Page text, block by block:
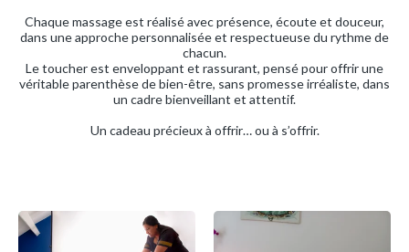
Chaque massage est réalisé avec présence, écoute et douceur,
dans une approche personnalisée et respectueuse du rythme de
chacun.
Le toucher est enveloppant et rassurant, pensé pour offrir une
véritable parenthèse de bien-être, sans promesse irréaliste, dans
un cadre bienveillant et attentif.
Un cadeau précieux à offrir… ou à s’offrir.